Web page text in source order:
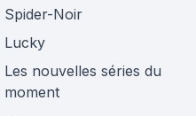
Spider-Noir
Lucky
Les nouvelles séries du
moment